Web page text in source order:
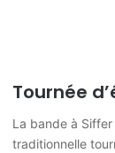
Tournée
La bande à
traditionnelle